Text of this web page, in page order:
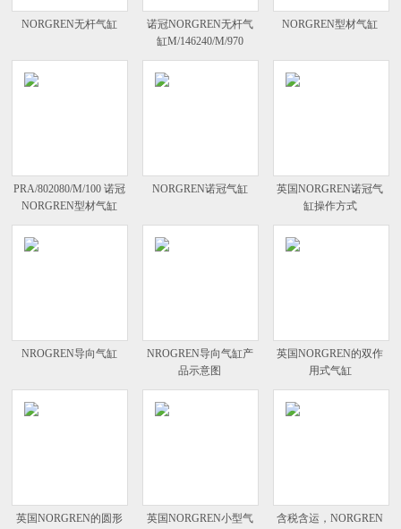
NORGREN无杆气缸
诺冠NORGREN无杆气
缸M/146240/M/970
NORGREN型材气缸
PRA/802080/M/100 诺冠
NORGREN型材气缸
NORGREN诺冠气缸
英国NORGREN诺冠气
缸操作方式
NROGREN导向气缸
NROGREN导向气缸产
品示意图
英国NORGREN的双作
用式气缸
英国NORGREN的圆形
英国NORGREN小型气
含税含运，NORGREN